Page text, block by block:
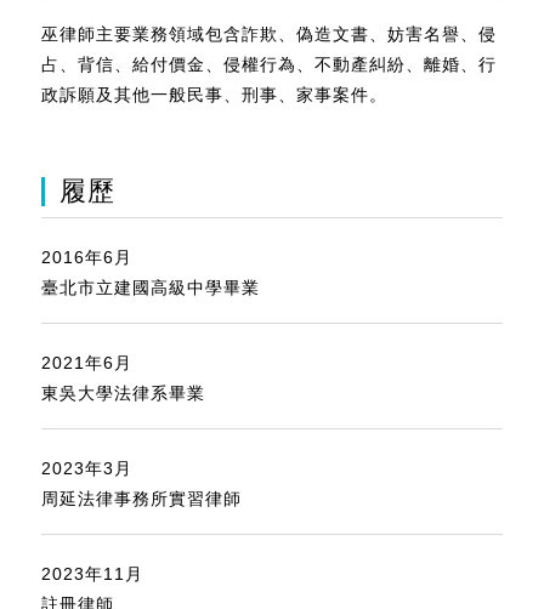
巫律師主要業務領域包含詐欺、偽造文書、妨害名譽、侵
占、背信、給付價金、侵權行為、不動產糾紛、離婚、行
政訴願及其他一般民事、刑事、家事案件。
履歷
2016年6月
臺北市立建國高級中學畢業
2021年6月
東吳大學法律系畢業
2023年3月
周延法律事務所實習律師
2023年11月
註冊律師